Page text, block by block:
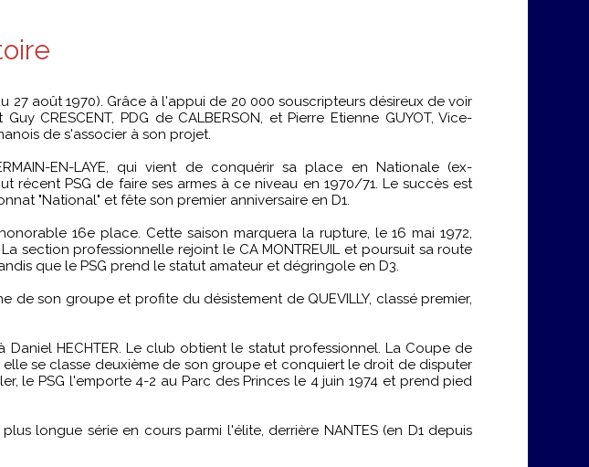
27 août 1970). Grâce à l'appui de 20 000 souscripteurs désireux de voir
CRESCENT, PDG de CALBERSON, et Pierre Etienne GUYOT, Vice-
de s'associer à son projet.
EN-LAYE, qui vient de conquérir sa place en Nationale (ex-
récent PSG de faire ses armes à ce niveau en 1970/71. Le succès est
"National" et fête son premier anniversaire en D1.
16e place. Cette saison marquera la rupture, le 16 mai 1972,
section professionnelle rejoint le CA MONTREUIL et poursuit sa route
que le PSG prend le statut amateur et dégringole en D3.
de son groupe et profite du désistement de QUEVILLY, classé premier,
HECHTER. Le club obtient le statut professionnel. La Coupe de
se classe deuxième de son groupe et conquiert le droit de disputer
le PSG l'emporte 4-2 au Parc des Princes le 4 juin 1974 et prend pied
longue série en cours parmi l'élite, derrière NANTES (en D1 depuis